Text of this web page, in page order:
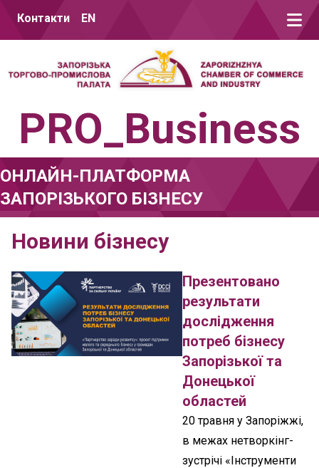
Контакти EN
PRO_Business
ОНЛАЙН-ПЛАТФОРМА
ЗАПОРІЗЬКОГО БІЗНЕСУ
Новини бізнесу
Презентовано
результати
дослідження
потреб бізнесу
Запорізької та
Донецької
областей
20 травня у Запоріжжі,
в межах нетворкінг-
зустрічі «Інструменти